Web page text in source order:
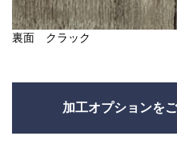
裏面 クラック
加工オプションを